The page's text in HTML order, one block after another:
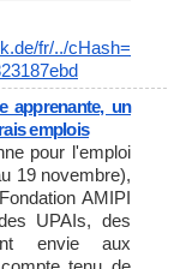
fr/../cHash=
bd
apprenante, un
emplois
pour l'emploi
19 novembre),
AMIPI
UPAIs, des
envie aux